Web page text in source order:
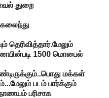
துறை
தெரிவித்தார்.மேலும்
1500 மொபைல்
மக்கள்
படம் பார்க்கும்
பரிசாக